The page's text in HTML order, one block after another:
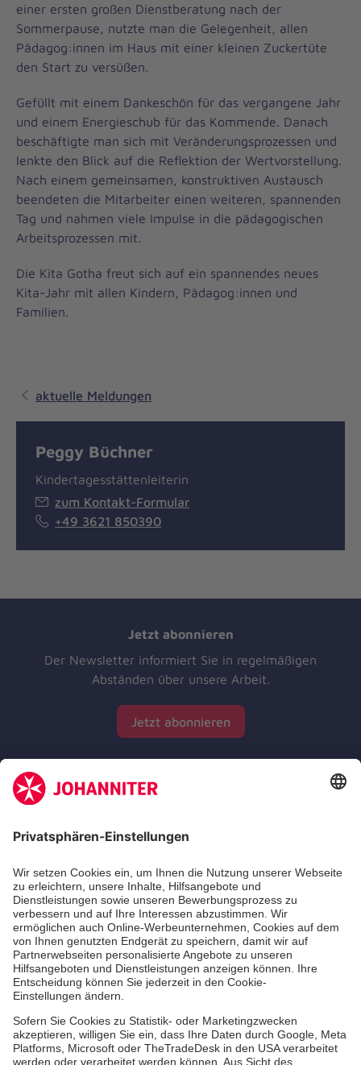
einer ersten großen Dienstberatung nach der
Sommerpause, nutzte man die Gelegenheit, allen
Pädagog:innen im Haus mit einer kleinen Zuckertüte
den Start zu versüßen.
Gefüllt mit einem Dankeschön für das vergangene Jahr
und einem Energieschub für das Kommende. Danach
beschäftigte man sich mit Veränderungsprozessen und
lenkte den Blick auf die Reflektion der Wertvorstellung.
Nach einem gemeinsamen, konstruktiven Austausch
beendeten die Mitarbeiter einen weiteren, spannenden
Tag und nahmen viele Impulse in die pädagogischen
Arbeitsprozessen mit.
Die Kita Gotha freut sich auf ein spannendes neues
Kita-Jahr mit allen Kindern, Pädagog:innen und
Familien.
aktuelle Meldungen
Peggy Büchner
Kindertagesstättenleiterin
zum Kontakt-Formular
+49 3621 850390
Jetzt abonnieren
Der Newsletter informiert Sie in regelmäßigen
Abständen über unsere Arbeit.
Jetzt abonnieren
Zertifizierung der Johanniter-Unfall-Hilfe e.V.
Die Johanniter GmbH führt das Spendenzertifikat
des Deutschen Spendenrats e.V.
Dienste & Leistungen